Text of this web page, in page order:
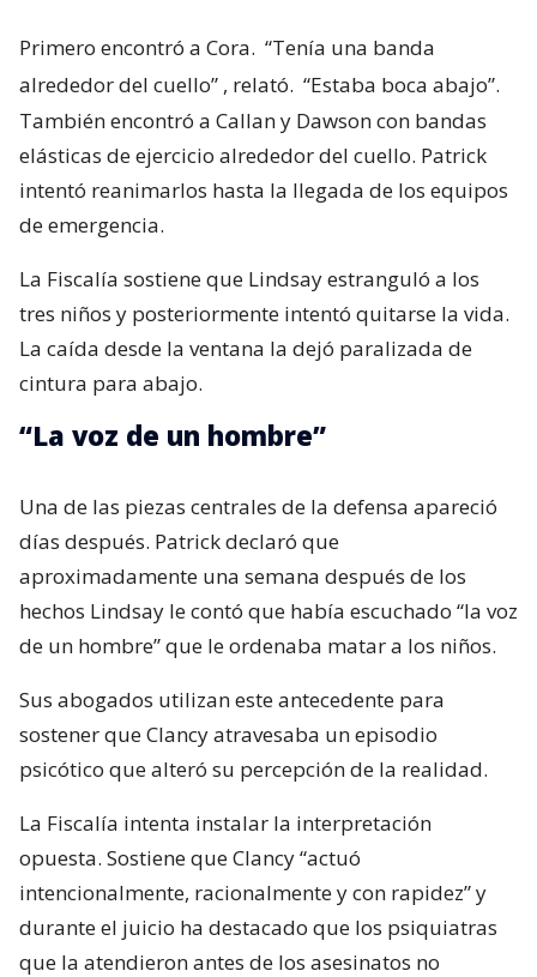
Primero encontró a Cora. “Tenía una banda
alrededor del cuello” , relató. “Estaba boca abajo”.
También encontró a Callan y Dawson con bandas
elásticas de ejercicio alrededor del cuello. Patrick
intentó reanimarlos hasta la llegada de los equipos
de emergencia.
La Fiscalía sostiene que Lindsay estranguló a los
tres niños y posteriormente intentó quitarse la vida.
La caída desde la ventana la dejó paralizada de
cintura para abajo.
“La voz de un hombre”
Una de las piezas centrales de la defensa apareció
días después. Patrick declaró que
aproximadamente una semana después de los
hechos Lindsay le contó que había escuchado “la voz
de un hombre” que le ordenaba matar a los niños.
Sus abogados utilizan este antecedente para
sostener que Clancy atravesaba un episodio
psicótico que alteró su percepción de la realidad.
La Fiscalía intenta instalar la interpretación
opuesta. Sostiene que Clancy “actuó
intencionalmente, racionalmente y con rapidez” y
durante el juicio ha destacado que los psiquiatras
que la atendieron antes de los asesinatos no